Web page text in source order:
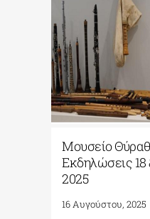
Μουσείο
Εκδηλώσεις 18
2025
16 Αυγούστου, 2025